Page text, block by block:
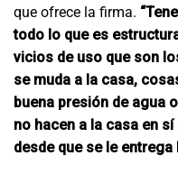
que ofrece la firma.
todo lo que es
vicios de uso que son
se muda a la casa,
buena presión de agua
no hacen a la casa en
desde que se le entrega